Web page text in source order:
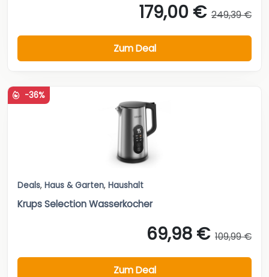
179,00 € 249,39 €
Zum Deal
-36%
Deals, Haus & Garten, Haushalt
Krups Selection Wasserkocher
69,98 € 109,99 €
Zum Deal